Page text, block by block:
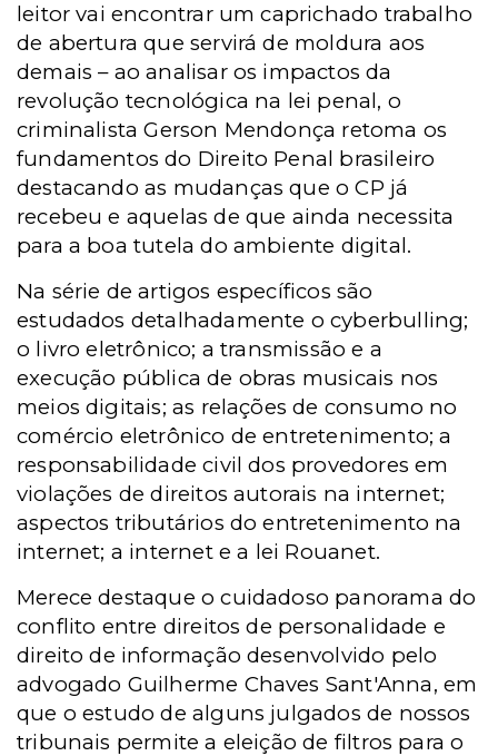
leitor vai encontrar um caprichado trabalho
de abertura que servirá de moldura aos
demais – ao analisar os impactos da
revolução tecnológica na lei penal, o
criminalista Gerson Mendonça retoma os
fundamentos do Direito Penal brasileiro
destacando as mudanças que o CP já
recebeu e aquelas de que ainda necessita
para a boa tutela do ambiente digital.
Na série de artigos específicos são
estudados detalhadamente o cyberbulling;
o livro eletrônico; a transmissão e a
execução pública de obras musicais nos
meios digitais; as relações de consumo no
comércio eletrônico de entretenimento; a
responsabilidade civil dos provedores em
violações de direitos autorais na internet;
aspectos tributários do entretenimento na
internet; a internet e a lei Rouanet.
Merece destaque o cuidadoso panorama do
conflito entre direitos de personalidade e
direito de informação desenvolvido pelo
advogado Guilherme Chaves Sant'Anna, em
que o estudo de alguns julgados de nossos
tribunais permite a eleição de filtros para o